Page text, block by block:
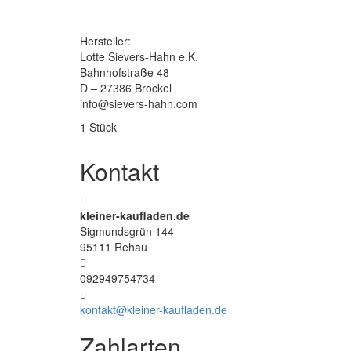
Hersteller:
Lotte Sievers-Hahn e.K.
Bahnhofstraße 48
D – 27386 Brockel
info@sievers-hahn.com
1 Stück
Kontakt
kleiner-kaufladen.de
Sigmundsgrün 144
95111 Rehau
092949754734
kontakt@kleiner-kaufladen.de